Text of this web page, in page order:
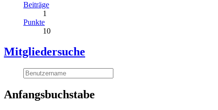
Beiträge
1
Punkte
10
Mitgliedersuche
Anfangsbuchstabe